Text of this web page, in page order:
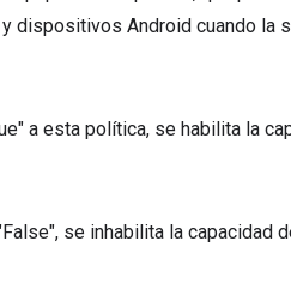
dispositivos Android cuando la
a esta política, se habilita la
se inhabilita la